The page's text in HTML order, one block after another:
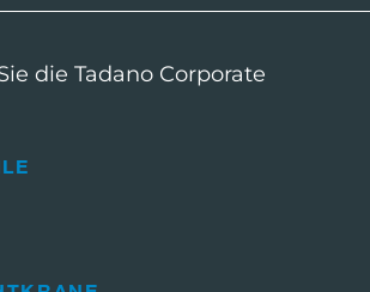
die Tadano Corporate